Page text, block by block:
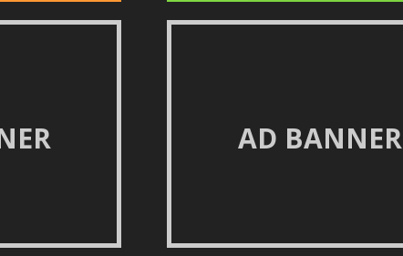
AD BANNER